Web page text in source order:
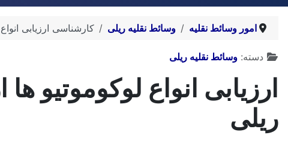
امور وسائط نقلیه وسائط نقلیه ریلی کارشناسی ارزیابی
توضیحات
دسته: وسائط نقلیه ریلی
ارزیابی انواع
ریلی